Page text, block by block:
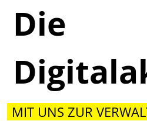
Die
MIT UNS ZUR